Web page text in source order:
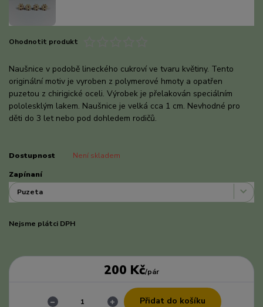
Ohodnotit produkt
Naušnice v podobě lineckého cukroví ve tvaru květiny. Tento
originální motiv je vyroben z polymerové hmoty a opatřen
puzetou z chirigické oceli. Výrobek je přelakován speciálním
pololesklým lakem. Naušnice je velká cca 1 cm. Nevhodné pro
děti do 3 let nebo pod dohledem rodičů.
Dostupnost Není skladem
Zapínaní
Nejsme plátci DPH
200 Kč/pár
Přidat do košíku